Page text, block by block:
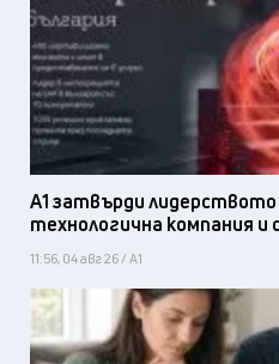
А1 затвърди
технологична компания
11:56, 04 авг 26 / А1